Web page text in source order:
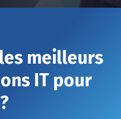
meilleurs
IT pour